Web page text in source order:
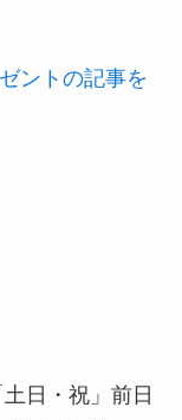
ントの記事を
日・祝」前日